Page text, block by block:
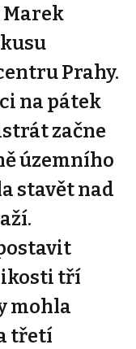
Prahy.
na pátek
začne
územního
stavět nad
tří
mohla
třetí